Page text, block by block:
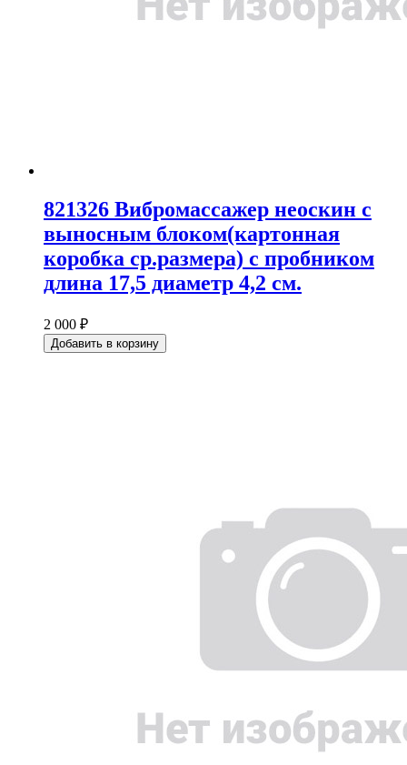
821326 Вибромассажер неоскин с
выносным блоком(картонная
коробка ср.размера) с пробником
длина 17,5 диаметр 4,2 см.
2 000 ₽
Добавить в корзину